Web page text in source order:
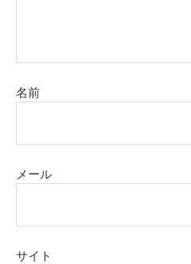
名前
メール
サイト